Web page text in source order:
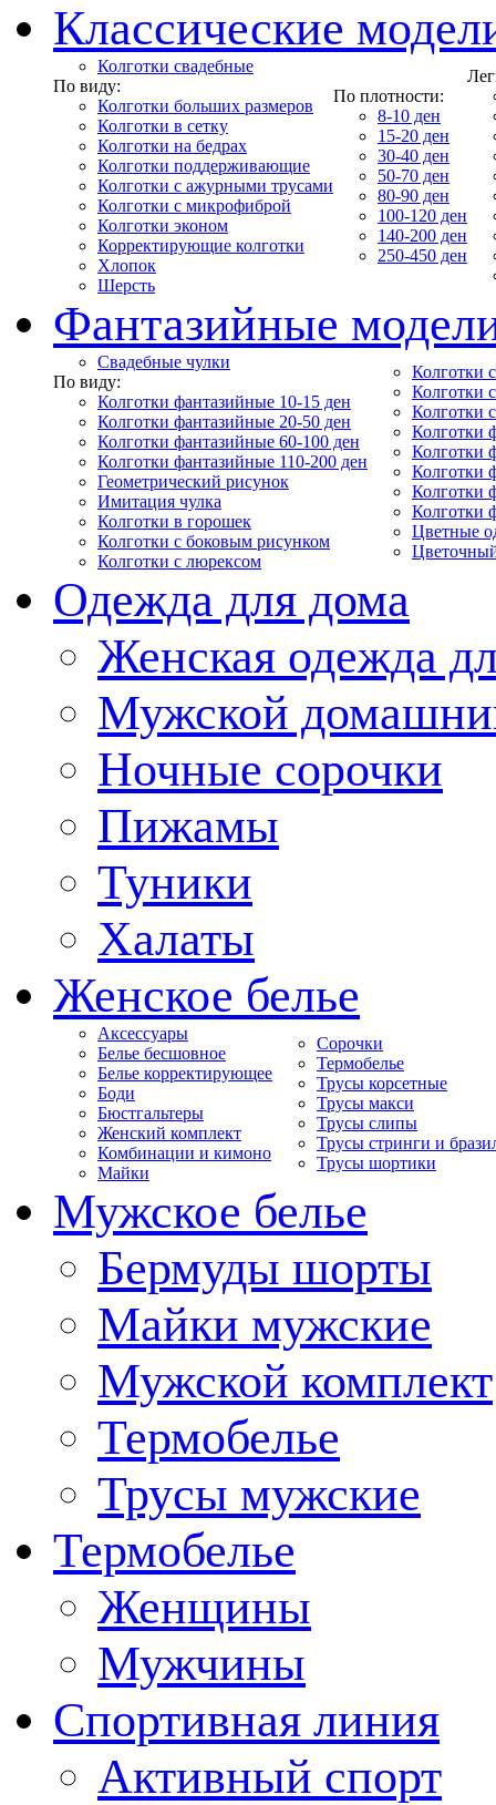
Классические
Колготки свадебные
По виду:
Колготки больших размеров
Колготки в сетку
Колготки на бедрах
Колготки поддерживающие
Колготки с ажурными трусами
Колготки с микрофиброй
Колготки эконом
Корректирующие колготки
Хлопок
Шерсть
По плотности:
8-10 ден
15-20 ден
30-40 ден
50-70 ден
80-90 ден
100-120 ден
140-200 ден
250-450 ден
Фантазийные
Свадебные чулки
По виду:
Колготки фантазийные 10-15 ден
Колготки фантазийные 20-50 ден
Колготки фантазийные 60-100 ден
Колготки фантазийные 110-200 ден
Геометрический рисунок
Имитация чулка
Колготки в горошек
Колготки с боковым рисунком
Колготки с люрексом
Колготки
Колготки
Колготки
Колготки
Колготки
Колготки
Колготки
Колготки
Цветные
Одежда для дома
Женская одежда
Мужской
Ночные сорочки
Пижамы
Туники
Халаты
Женское белье
Аксессуары
Белье бесшовное
Белье корректирующее
Боди
Бюстгальтеры
Женский комплект
Комбинации и кимоно
Майки
Сорочки
Термобелье
Трусы корсетные
Трусы макси
Трусы слипы
Трусы стринги и
Трусы шортики
Мужское белье
Бермуды шорты
Майки мужские
Мужской комплект
Термобелье
Трусы мужские
Термобелье
Женщины
Мужчины
Спортивная линия
Активный спорт